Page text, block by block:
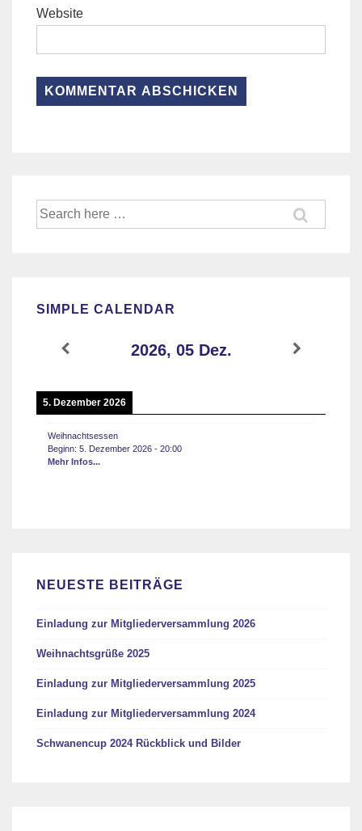
Website
Suche
SIMPLE CALENDAR
2026, 05 Dez.
5. Dezember 2026
Weihnachtsessen
Beginn: 5. Dezember 2026 - 20:00
Mehr Infos...
NEUESTE BEITRÄGE
Einladung zur Mitgliederversammlung 2026
Weihnachtsgrüße 2025
Einladung zur Mitgliederversammlung 2025
Einladung zur Mitgliederversammlung 2024
Schwanencup 2024 Rückblick und Bilder